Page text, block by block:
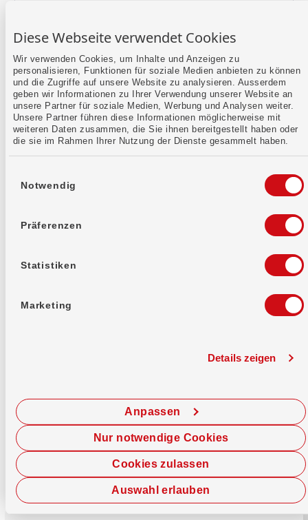
Diese Webseite verwendet Cookies
Wir verwenden Cookies, um Inhalte und Anzeigen zu
personalisieren, Funktionen für soziale Medien anbieten zu können
und die Zugriffe auf unsere Website zu analysieren. Ausserdem
geben wir Informationen zu Ihrer Verwendung unserer Website an
unsere Partner für soziale Medien, Werbung und Analysen weiter.
Unsere Partner führen diese Informationen möglicherweise mit
weiteren Daten zusammen, die Sie ihnen bereitgestellt haben oder
die sie im Rahmen Ihrer Nutzung der Dienste gesammelt haben.
Notwendig
Präferenzen
Statistiken
Marketing
Details zeigen
Cookies zulassen
Anpassen
Auswahl erlauben
Nur notwendige Cookies
Mehr erfahren
Kontaktformular
Jetzt chatten